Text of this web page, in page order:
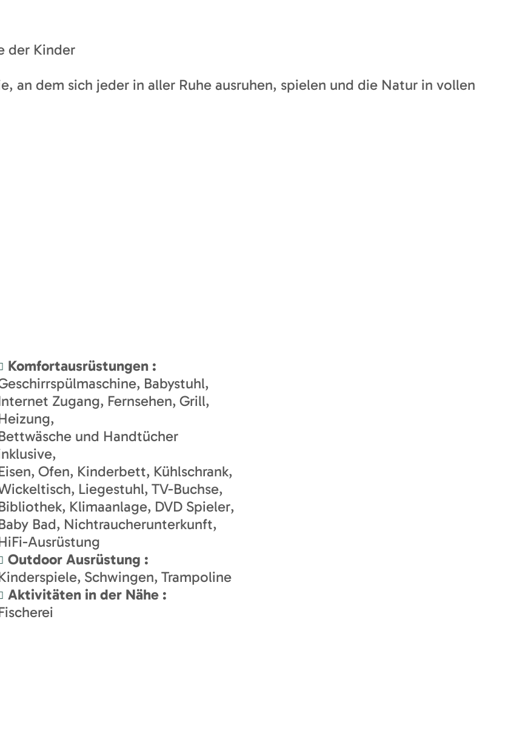
der Kinder
an dem sich jeder in aller Ruhe ausruhen, spielen und die Natur in vollen
Komfortausrüstungen :
Babystuhl
Zugang Fernsehen Grill
und Handtücher
Ofen Kinderbett Kühlschrank
Liegestuhl TV-Buchse
Klimaanlage DVD Spieler
Bad Nichtraucherunterkunft
Ausrüstung
Outdoor Ausrüstung :
Schwingen Trampoline
Aktivitäten in der Nähe :